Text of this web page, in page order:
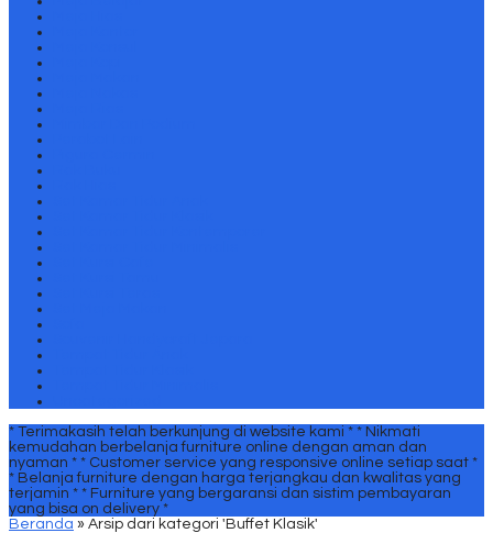
* Terimakasih telah berkunjung di website kami * * Nikmati
kemudahan berbelanja furniture online dengan aman dan
nyaman * * Customer service yang responsive online setiap saat *
* Belanja furniture dengan harga terjangkau dan kwalitas yang
terjamin * * Furniture yang bergaransi dan sistim pembayaran
yang bisa on delivery *
Beranda » Arsip dari kategori 'Buffet Klasik'